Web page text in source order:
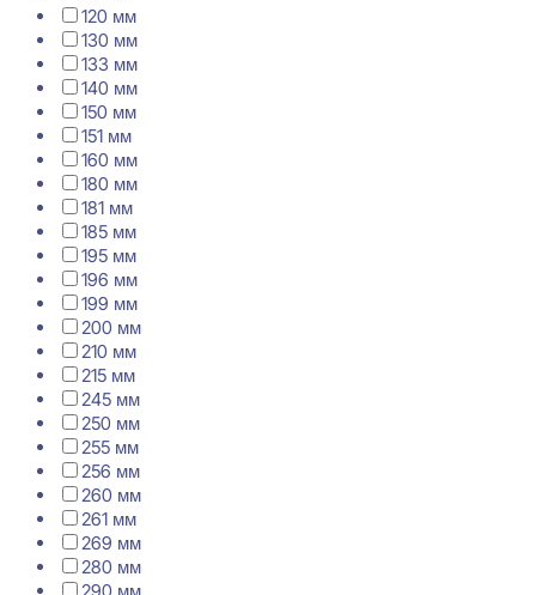
120 мм
130 мм
133 мм
140 мм
150 мм
151 мм
160 мм
180 мм
181 мм
185 мм
195 мм
196 мм
199 мм
200 мм
210 мм
215 мм
245 мм
250 мм
255 мм
256 мм
260 мм
261 мм
269 мм
280 мм
290 мм